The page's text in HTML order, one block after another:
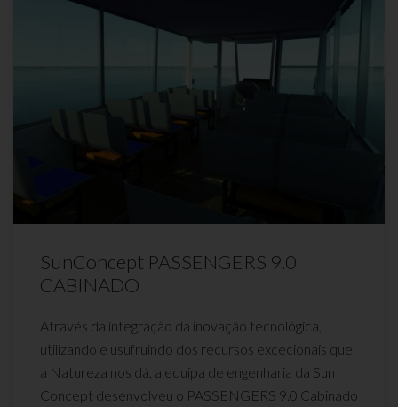
SunConcept PASSENGERS 9.0
CABINADO
Através da integração da inovação tecnológica,
utilizando e usufruindo dos recursos excecionais que
a Natureza nos dá, a equipa de engenharia da Sun
Concept desenvolveu o PASSENGERS 9.0 Cabinado